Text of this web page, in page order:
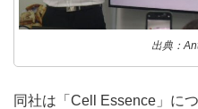
出典：
同社は「Cell Essence」に